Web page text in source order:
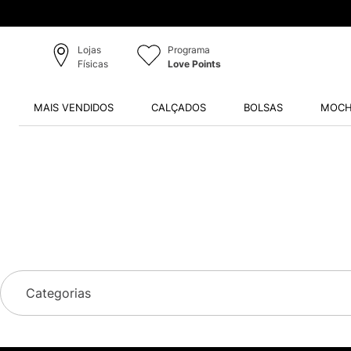
Lojas
Físicas
Programa
Love Points
MAIS VENDIDOS CALÇADOS BOLSAS
Categorias